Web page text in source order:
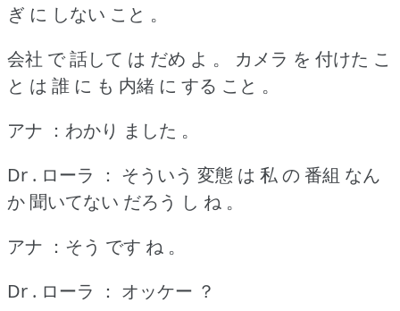
ぎ に しない こと 。
会社 で 話して は だめ よ 。
カメラ を 付けた こ
と は 誰 に も 内緒 に する こと 。
アナ ：わかり ました 。
Dr . ローラ ： そういう 変態 は 私 の 番組 なん
か 聞いてない だろう し ね 。
アナ ：そう です ね 。
Dr . ローラ ： オッケー ？